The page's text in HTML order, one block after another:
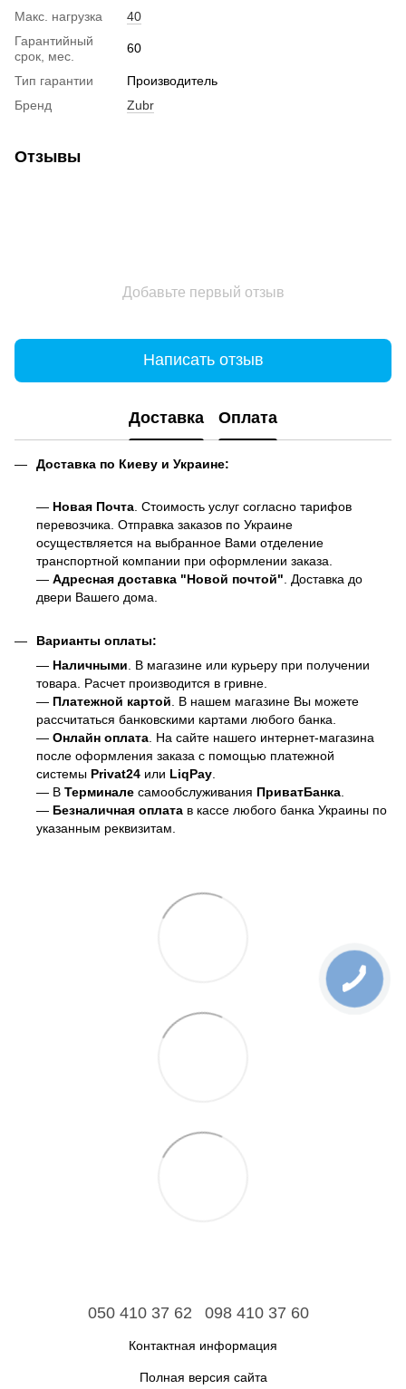
Макс. нагрузка
40
Гарантийный
срок, мес.
60
Тип гарантии
Производитель
Бренд
Zubr
Отзывы
Добавьте первый отзыв
Написать отзыв
Доставка Оплата
Доставка по Киеву и Украине:
— Новая Почта . Стоимость услуг согласно тарифов
перевозчика. Отправка заказов по Украине
осуществляется на выбранное Вами отделение
транспортной компании при оформлении заказа.
— Адресная доставка "Новой почтой" . Доставка до
двери Вашего дома.
Варианты оплаты:
— Наличными. В магазине или курьеру при получении
товара. Расчет производится в гривне.
— Платежной картой. В нашем магазине Вы можете
рассчитаться банковскими картами любого банка.
— Онлайн оплата. На сайте нашего интернет-магазина
после оформления заказа с помощью платежной
системы Privat24 или LiqPay.
— В Терминале самообслуживания ПриватБанка.
— Безналичная оплата в кассе любого банка Украины по
указанным реквизитам.
050 410 37 62 098 410 37 60
Контактная информация
Полная версия сайта